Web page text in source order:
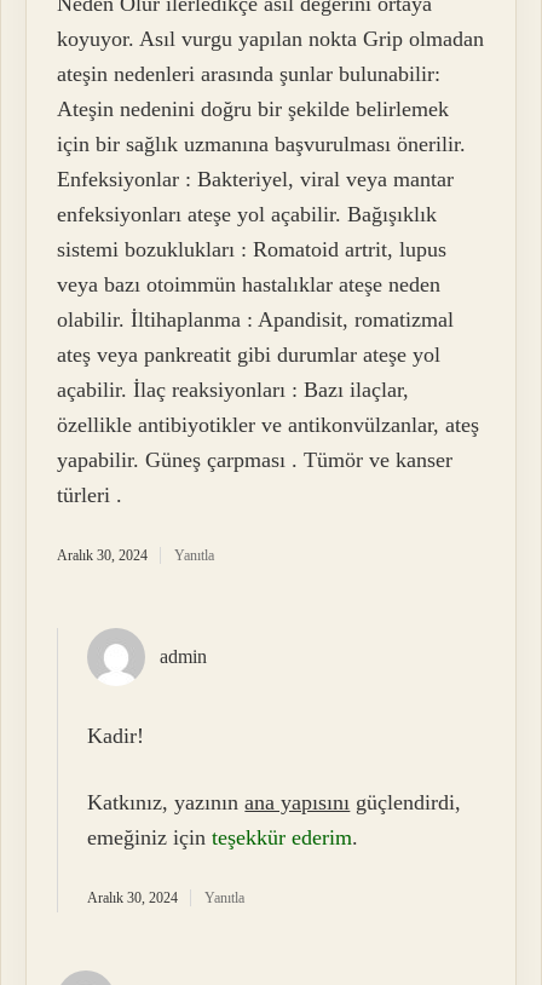
koyuyor. Asıl vurgu yapılan nokta Grip olmadan
ateşin nedenleri arasında şunlar bulunabilir:
Ateşin nedenini doğru bir şekilde belirlemek
için bir sağlık uzmanına başvurulması önerilir.
Enfeksiyonlar : Bakteriyel, viral veya mantar
enfeksiyonları ateşe yol açabilir. Bağışıklık
sistemi bozuklukları : Romatoid artrit, lupus
veya bazı otoimmün hastalıklar ateşe neden
olabilir. İltihaplanma : Apandisit, romatizmal
ateş veya pankreatit gibi durumlar ateşe yol
açabilir. İlaç reaksiyonları : Bazı ilaçlar,
özellikle antibiyotikler ve antikonvülzanlar, ateş
yapabilir. Güneş çarpması . Tümör ve kanser
türleri .
Aralık 30, 2024 Yanıtla
admin
Kadir!
Katkınız, yazınınana yapısını güçlendirdi,
emeğiniz içinteşekkür ederim.
Aralık 30, 2024 Yanıtla